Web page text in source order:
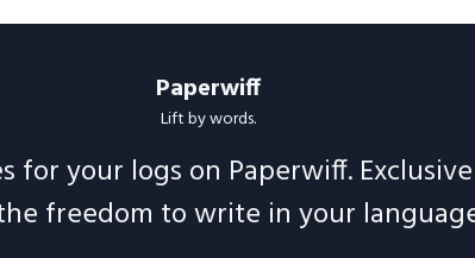
Paperwiff
Lift by words.
for your logs on Paperwiff.
freedom to write in your